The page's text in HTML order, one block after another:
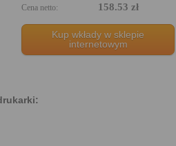
Cena netto: 158.53 zł
Kup wkłady w sklepie
internetowym